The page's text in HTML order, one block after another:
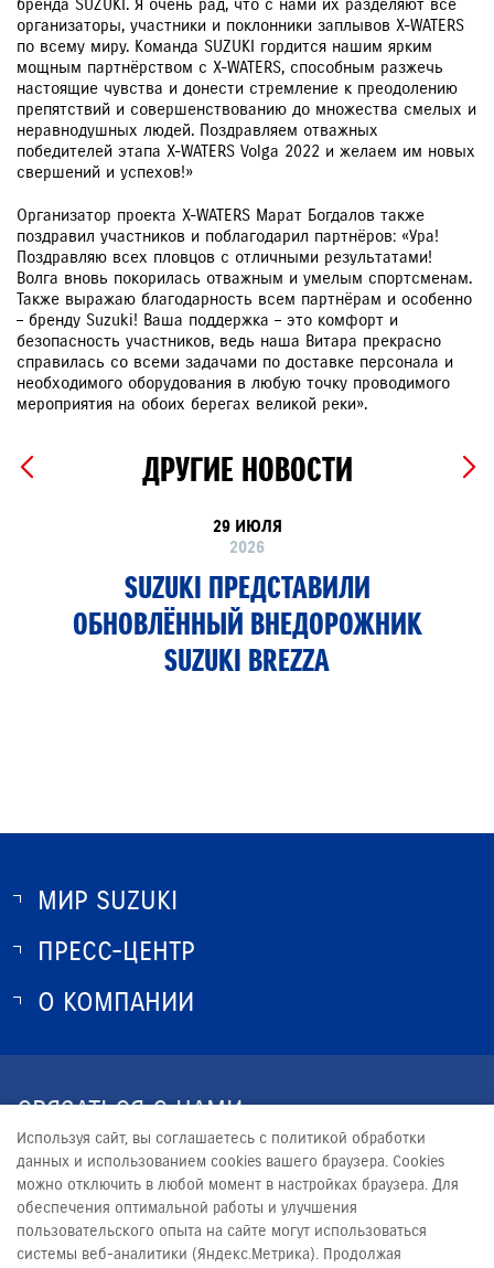
бренда SUZUKI. Я очень рад, что с нами их разделяют все
организаторы, участники и поклонники заплывов X-WATERS
по всему миру. Команда SUZUKI гордится нашим ярким
мощным партнёрством с X-WATERS, способным разжечь
настоящие чувства и донести стремление к преодолению
препятствий и совершенствованию до множества смелых и
неравнодушных людей. Поздравляем отважных
победителей этапа X-WATERS Volga 2022 и желаем им новых
свершений и успехов!»
Организатор проекта X-WATERS Марат Богдалов также
поздравил участников и поблагодарил партнёров: «Ура!
Поздравляю всех пловцов с отличными результатами!
Волга вновь покорилась отважным и умелым спортсменам.
Также выражаю благодарность всем партнёрам и особенно
– бренду Suzuki! Ваша поддержка – это комфорт и
безопасность участников, ведь наша Витара прекрасно
справилась со всеми задачами по доставке персонала и
необходимого оборудования в любую точку проводимого
мероприятия на обоих берегах великой реки».
ДРУГИЕ НОВОСТИ
29 ИЮЛЯ
2026
SUZUKI ПРЕДСТАВИЛИ
ОБНОВЛЁННЫЙ ВНЕДОРОЖНИК
SUZUKI BREZZA
МИР SUZUKI
О SUZUKI
ОПТОВЫЕ ПРОДАЖИ ЗАПЧАСТЕЙ
ПРЕСС-ЦЕНТР
НОВОСТИ
О КОМПАНИИ
СВЯЗАТЬСЯ С НАМИ
+7 (351) 220-13-99
OP_ALLIANCE@SATURN2.RU
Используя сайт, вы соглашаетесь с политикой обработки
данных и использованием cookies вашего браузера. Cookies
можно отключить в любой момент в настройках браузера. Для
обеспечения оптимальной работы и улучшения
пользовательского опыта на сайте могут использоваться
системы веб-аналитики (Яндекс.Метрика). Продолжая